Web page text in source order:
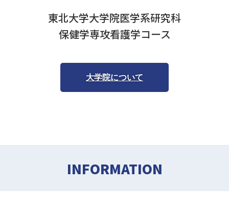
東北大学大学院医学系研究科
保健学専攻看護学コース
大学院について
INFORMATION